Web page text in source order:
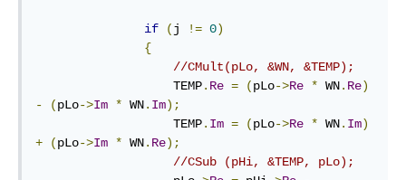
if (j != 0)
{
                   TEMP
. Re = (pLo->Re * WN. Re)
-
(pLo->Im * WN. Im);
                   TEMP
. Im = (pLo->Re * WN. Im)
+
(pLo->Im * WN. Re);
//CSub (pHi, &TEMP, pLo);